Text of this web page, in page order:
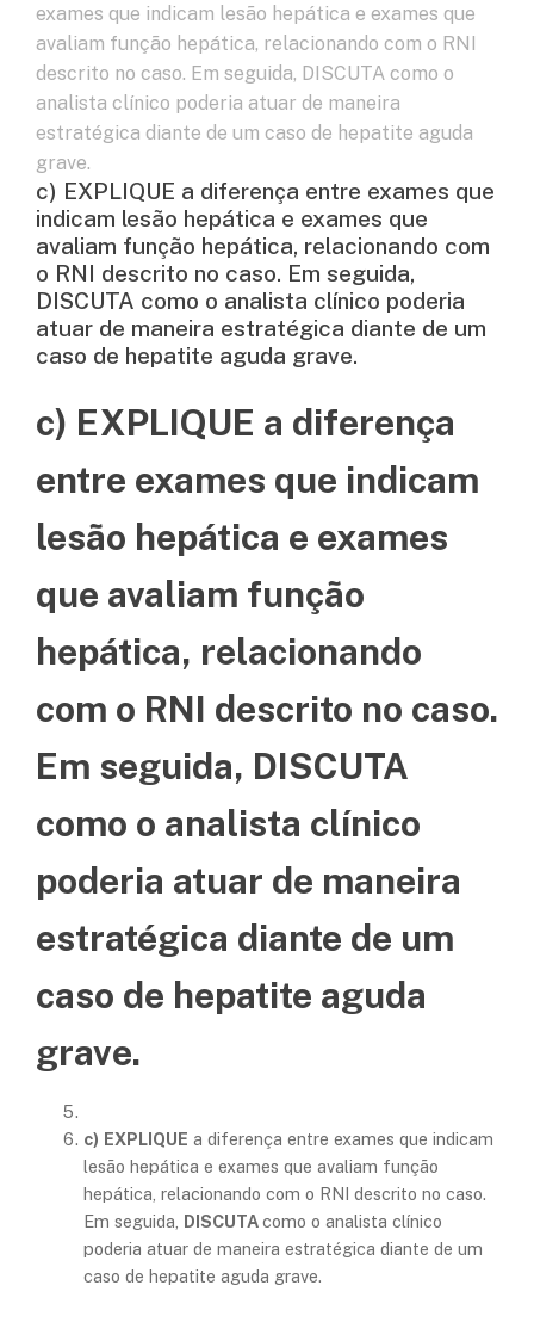
exames que indicam lesão hepática e exames que
avaliam função hepática, relacionando com o RNI
descrito no caso. Em seguida, DISCUTA como o
analista clínico poderia atuar de maneira
estratégica diante de um caso de hepatite aguda
grave.
c) EXPLIQUE a diferença entre exames que
indicam lesão hepática e exames que
avaliam função hepática, relacionando com
o RNI descrito no caso. Em seguida,
DISCUTA como o analista clínico poderia
atuar de maneira estratégica diante de um
caso de hepatite aguda grave.
c) EXPLIQUE a diferença
entre exames que indicam
lesão hepática e exames
que avaliam função
hepática, relacionando
com o RNI descrito no caso.
Em seguida, DISCUTA
como o analista clínico
poderia atuar de maneira
estratégica diante de um
caso de hepatite aguda
grave.
c) EXPLIQUE a diferença entre exames que indicam
lesão hepática e exames que avaliam função
hepática, relacionando com o RNI descrito no caso.
Em seguida, DISCUTAcomo o analista clínico
poderia atuar de maneira estratégica diante de um
caso de hepatite aguda grave.